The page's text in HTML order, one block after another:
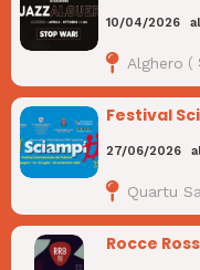
10/04/2026 al
Alghero (
Festival
27/06/2026
Quartu
Rocce